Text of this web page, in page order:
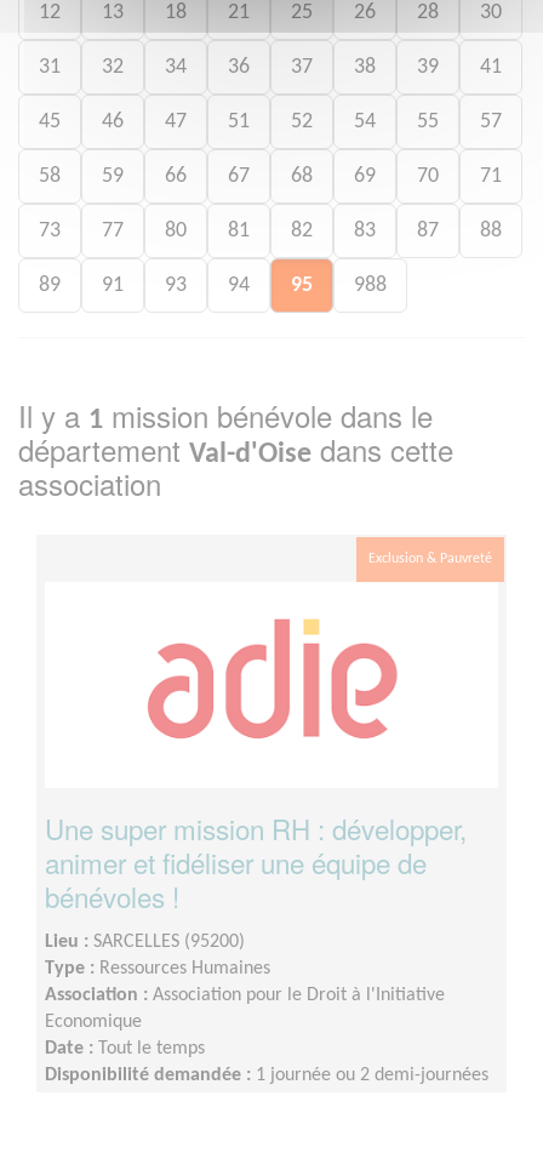
12 13 18 21 25 26 28 30
31 32 34 36 37 38 39 41
45 46 47 51 52 54 55 57
58 59 66 67 68 69 70 71
73 77 80 81 82 83 87 88
89 91 93 94 95 988
Il y a 1 mission bénévole dans le
département Val-d'Oise dans cette
association
Exclusion & Pauvreté
Une super mission RH : développer,
animer et fidéliser une équipe de
bénévoles !
Lieu : SARCELLES (95200)
Type : Ressources Humaines
Association : Association pour le Droit à l'Initiative
Economique
Date :
Tout le temps
Disponibilité demandée : 1 journée ou 2 demi-journées